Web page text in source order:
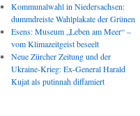
Kommunalwahl in Niedersachsen:
dummdreiste Wahlplakate der Grünen
Esens: Museum „Leben am Meer“ –
vom Klimazeitgeist beseelt
Neue Zürcher Zeitung und der
Ukraine-Krieg: Ex-General Harald
Kujat als putinnah diffamiert